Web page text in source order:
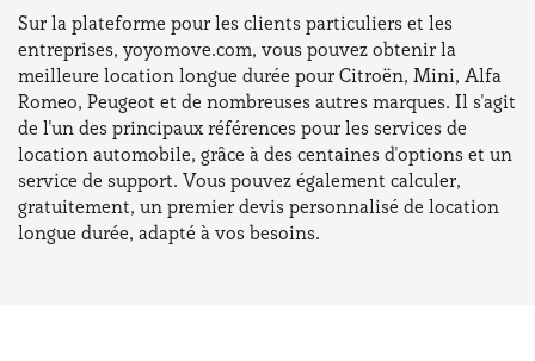
Sur la plateforme pour les clients particuliers et les
entreprises, yoyomove.com, vous pouvez obtenir la
meilleure location longue durée pour Citroën, Mini, Alfa
Romeo, Peugeot et de nombreuses autres marques. Il s'agit
de l'un des principaux références pour les services de
location automobile, grâce à des centaines d'options et un
service de support. Vous pouvez également calculer,
gratuitement, un premier devis personnalisé de location
longue durée, adapté à vos besoins.